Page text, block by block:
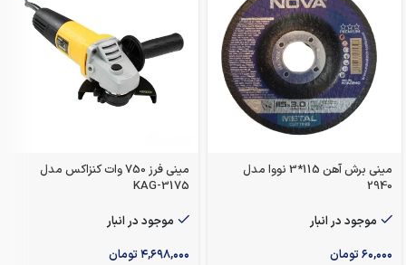
مینی برش آهن 115*3 نووا مدل
2940
موجود در انبار
۶۰,۰۰۰تومان
مینی فرز 750 وات کنزاکس مدل
KAG-3175
موجود در انبار
۴,۶۹۸,۰۰۰تومان